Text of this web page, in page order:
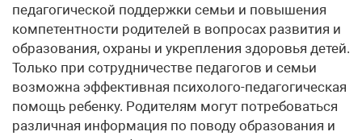
педагогической поддержки семьи и повышения
компетентности родителей в вопросах развития и
образования, охраны и укрепления здоровья детей.
Только при сотрудничестве педагогов и семьи
возможна эффективная психолого-педагогическая
помощь ребенку. Родителям могут потребоваться
различная информация по поводу образования и